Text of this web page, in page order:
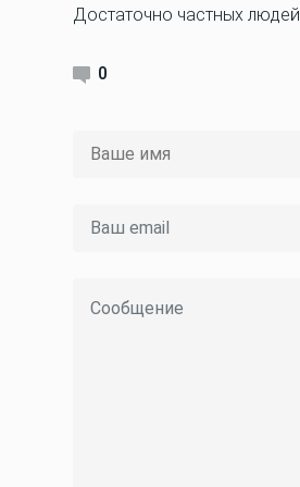
Достаточно частных
0